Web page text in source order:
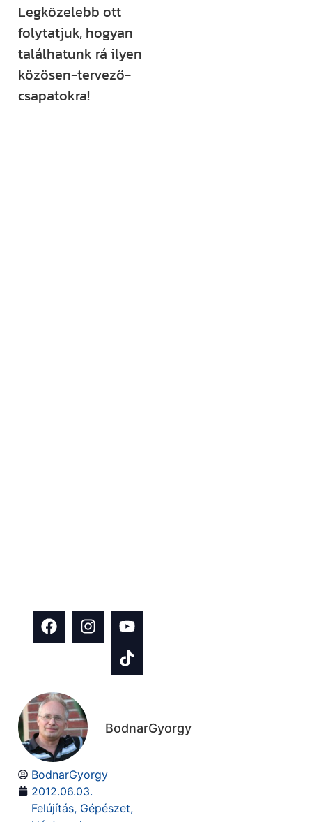
Legközelebb ott
folytatjuk, hogyan
találhatunk rá ilyen
közösen-tervező-
csapatokra!
BodnarGyorgy
BodnarGyorgy
2012.06.03.
Felújítás, Gépészet,